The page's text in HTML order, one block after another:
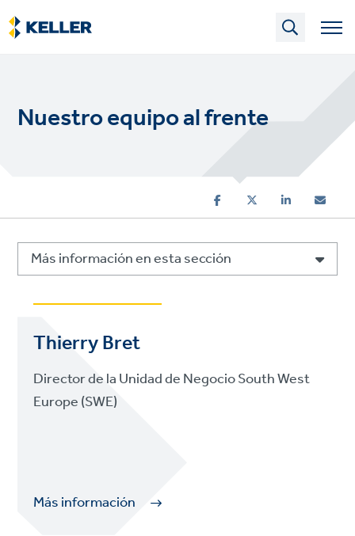
Skip
to
main
Nuestro equipo al frente
Más información en esta sección
Thierry Bret
Director de la Unidad de Negocio South West
Europe (SWE)
Más información